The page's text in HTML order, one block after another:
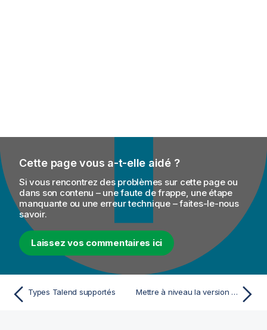
Cette page vous a-t-elle aidé ?
Si vous rencontrez des problèmes sur cette page ou
dans son contenu – une faute de frappe, une étape
manquante ou une erreur technique – faites-le-nous
savoir.
Laissez vos commentaires ici
Types Talend supportés Mettre à niveau la version des éléments de projets